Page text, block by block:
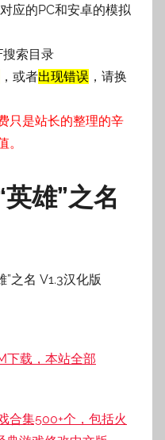
应的PC和安卓的模拟
搜索目录
，或者出现错误 ，请换
只是站长的整理的辛
。
雄”之名
之名 V1.3汉化版
下载，本站全部
合集500+个，包括火